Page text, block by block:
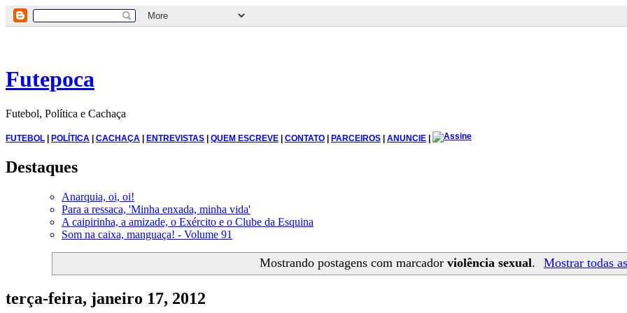
Futepoca
Futebol, Política e Cachaça
FUTEBOL | POLÍTICA | CACHAÇA | ENTREVISTAS | QUEM ESCREVE | CONTATO | PARCEIROS | ANUNCIE |
Destaques
Anarquia, oi, oi!
Para a ressaca, 'Minha enxada, minha vida'
A caipirinha, a amizade, o Exército e o Clube da Esquina
Som na caixa, manguaça! - Volume 91
Mostrando postagens com marcador violência sexual. Mostrar todas
terça-feira, janeiro 17, 2012